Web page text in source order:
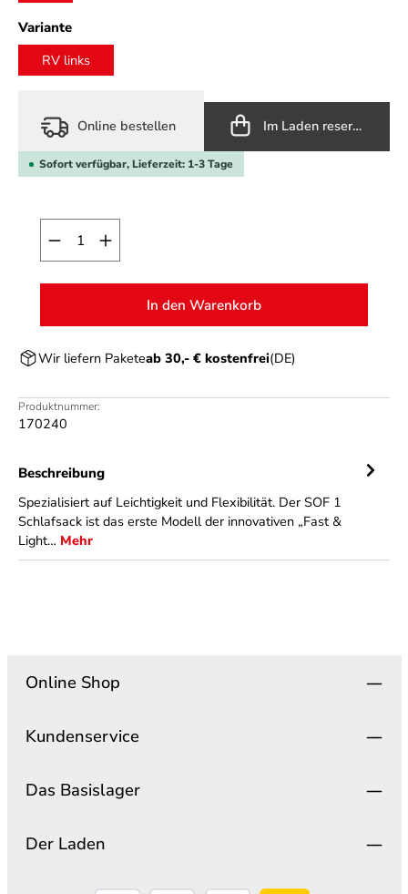
Varianteauswählen
RV links
Online bestellen Im Laden reservieren
Sofort verfügbar, Lieferzeit: 1-3 Tage
Produkt Anzahl: Gib den gewünschten Wert
In den Warenkorb
Wir liefern Paketeab 30,- € kostenfrei(DE)
Produktnummer:
170240
Beschreibung
Spezialisiert auf Leichtigkeit und Flexibilität. Der SOF 1
Schlafsack ist das erste Modell der innovativen „Fast &
Light… Mehr
Online Shop
Kundenservice
Das Basislager
Der Laden